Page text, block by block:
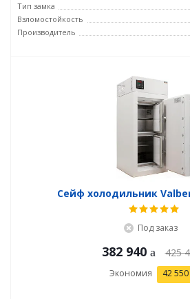
Тип замка
Взломостойкость
Производитель
Сейф холодильник
Под заказ
382 940 425
Экономия 42 550